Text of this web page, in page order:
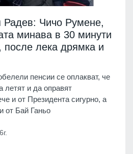
Чичо Румене,
минава в 30 минути
после лека дрямка и
пенсии се оплакват, че
летят и да оправят
и от Президента сигурно, а
от Бай Ганьо